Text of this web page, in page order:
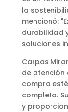
la
mencionó:
durabilidad
soluciones
Carpas
de atención
compra
completa.
y